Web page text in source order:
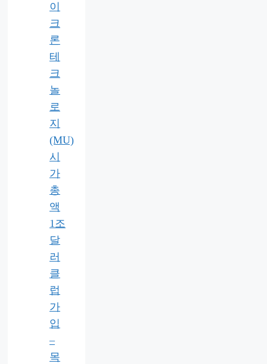
이
크
론
테
크
놀
로
지
(MU)
시
가
총
액
1조
달
러
클
럽
가
입
–
목